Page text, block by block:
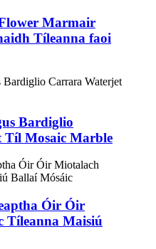
Marmair
Tíleanna faoi
Bardiglio
Tíl Mosaic Marble
Óir Óir
Tíleanna Maisiú